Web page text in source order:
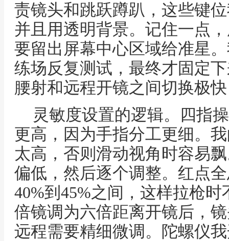
责镜头和跳跃蹲趴，这些键
并且用透明背景。记住一点
要留出屏幕中心区域给准星
练场反复测试，最终才固定
腰射和远程开镜之间切换极
灵敏度设置的逻辑。四指
更高，因为手指分工更细。
太高，否则滑动视角时容易
偏低，然后逐个调整。红点
40%到45%之间，这样拉枪
倍镜调为六倍距离开镜后，
远程需要精细微调。陀螺仪